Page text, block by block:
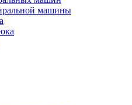
машины